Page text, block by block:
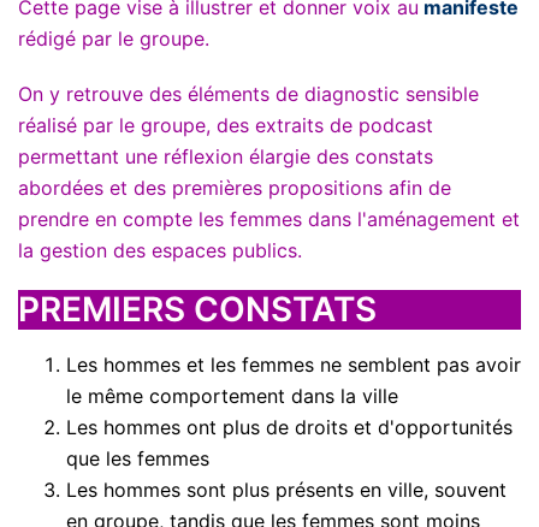
Cette page vise à illustrer et donner voix au manifeste
rédigé par le groupe.
On y retrouve des éléments de diagnostic sensible
réalisé par le groupe, des extraits de podcast
permettant une réflexion élargie des constats
abordées et des premières propositions afin de
prendre en compte les femmes dans l'aménagement et
la gestion des espaces publics.
PREMIERS CONSTATS
Les hommes et les femmes ne semblent pas avoir
le même comportement dans la ville
Les hommes ont plus de droits et d'opportunités
que les femmes
Les hommes sont plus présents en ville, souvent
en groupe, tandis que les femmes sont moins